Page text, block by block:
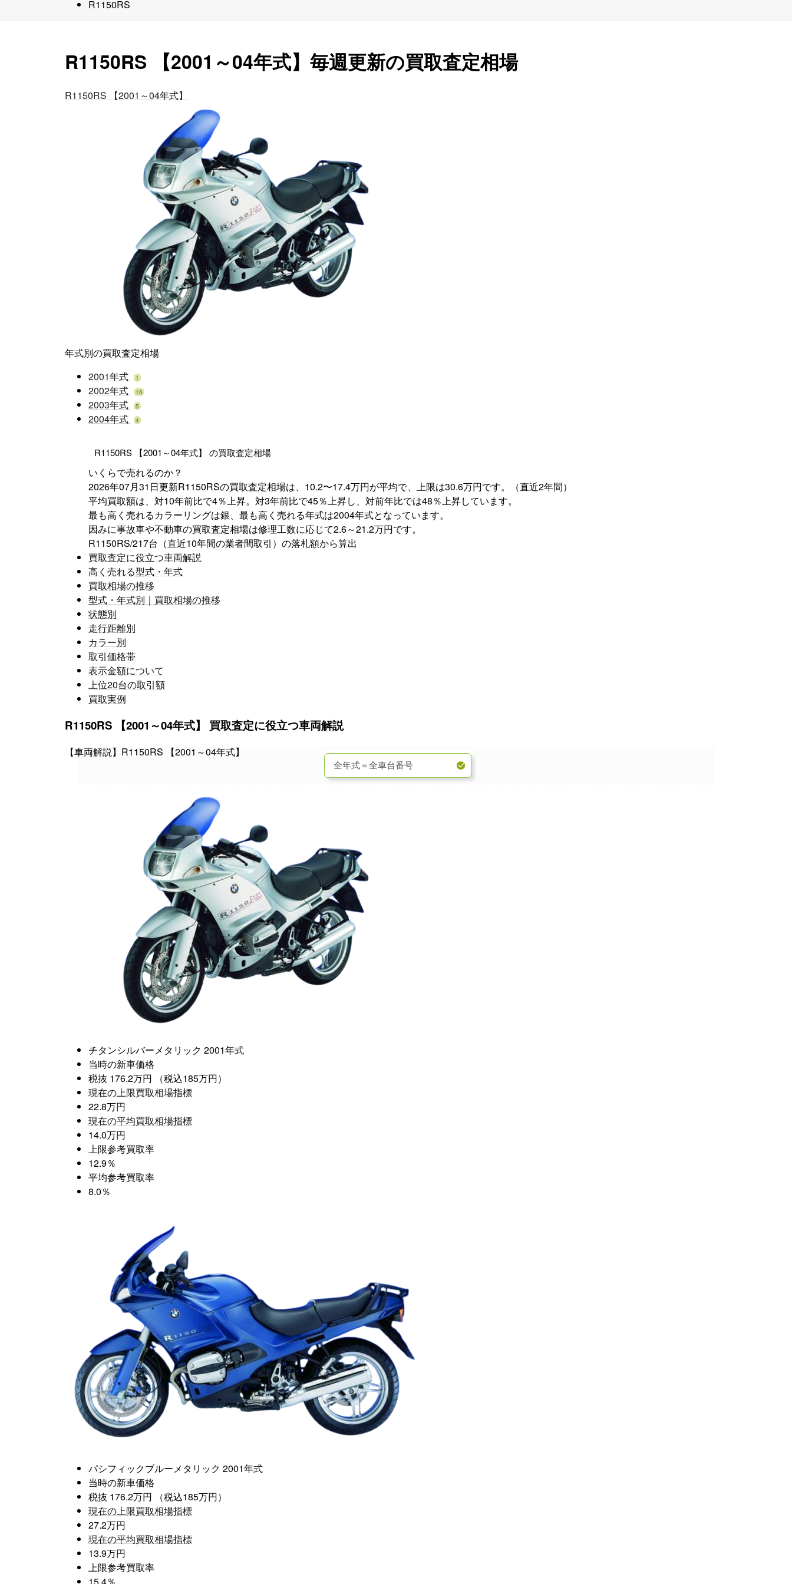
R1150RS
R1150RS 【2001～04年式】毎週更新の買取査定相場
R1150RS 【2001～04年式】
年式別の買取査定相場
2001年式
1
2002年式 16
2003年式 5
2004年式 4
R1150RS 【2001～04年式】 の買取査定相場
いくらで売れるのか？
2026年07月31日更新R1150RSの買取査定相場は、 10.2〜17.4万円が平均で、上限は30.6万円です。（直近2年間）
平均買取額は、対10年前比で4％上昇。対3年前比で45％上昇し、対前年比では48％上昇しています。
最も高く売れるカラーリングは銀、最も高く売れる年式は2004年式となっています。
因みに事故車や不動車の買取査定相場は修理工数に応じて2.6～21.2万円です。
R1150RS/217台（直近10年間の業者間取引）の落札額から算出
買取査定に役立つ車両解説
高く売れる型式・年式
買取相場の推移
型式・年式別｜買取相場の推移
状態別
走行距離別
カラー別
取引価格帯
表示金額について
上位20台の取引額
買取実例
R1150RS 【2001～04年式】 買取査定に役立つ車両解説
【車両解説】R1150RS 【2001～04年式】
チタンシルバーメタリック 2001年式
当時の新車価格
税抜 176.2万円 （税込185万円）
現在の上限買取相場指標
22.8万円
現在の平均買取相場指標
14.0万円
上限参考買取率
12.9％
平均参考買取率
8.0％
パシフィックブルーメタリック 2001年式
当時の新車価格
税抜 176.2万円 （税込185万円）
現在の上限買取相場指標
27.2万円
現在の平均買取相場指標
13.9万円
上限参考買取率
15.4％